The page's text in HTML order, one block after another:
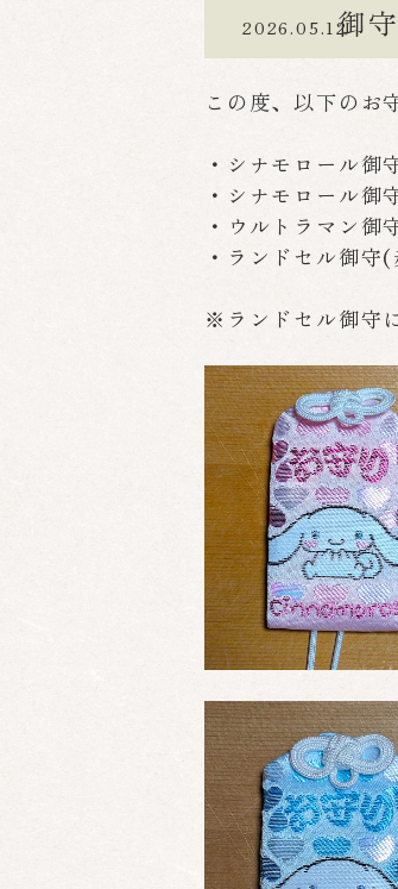
2026.05.12御
この度、以下のお
・シナモロール御
・シナモロール御
・ウルトラマン御
・ランドセル御守
※ランドセル御守